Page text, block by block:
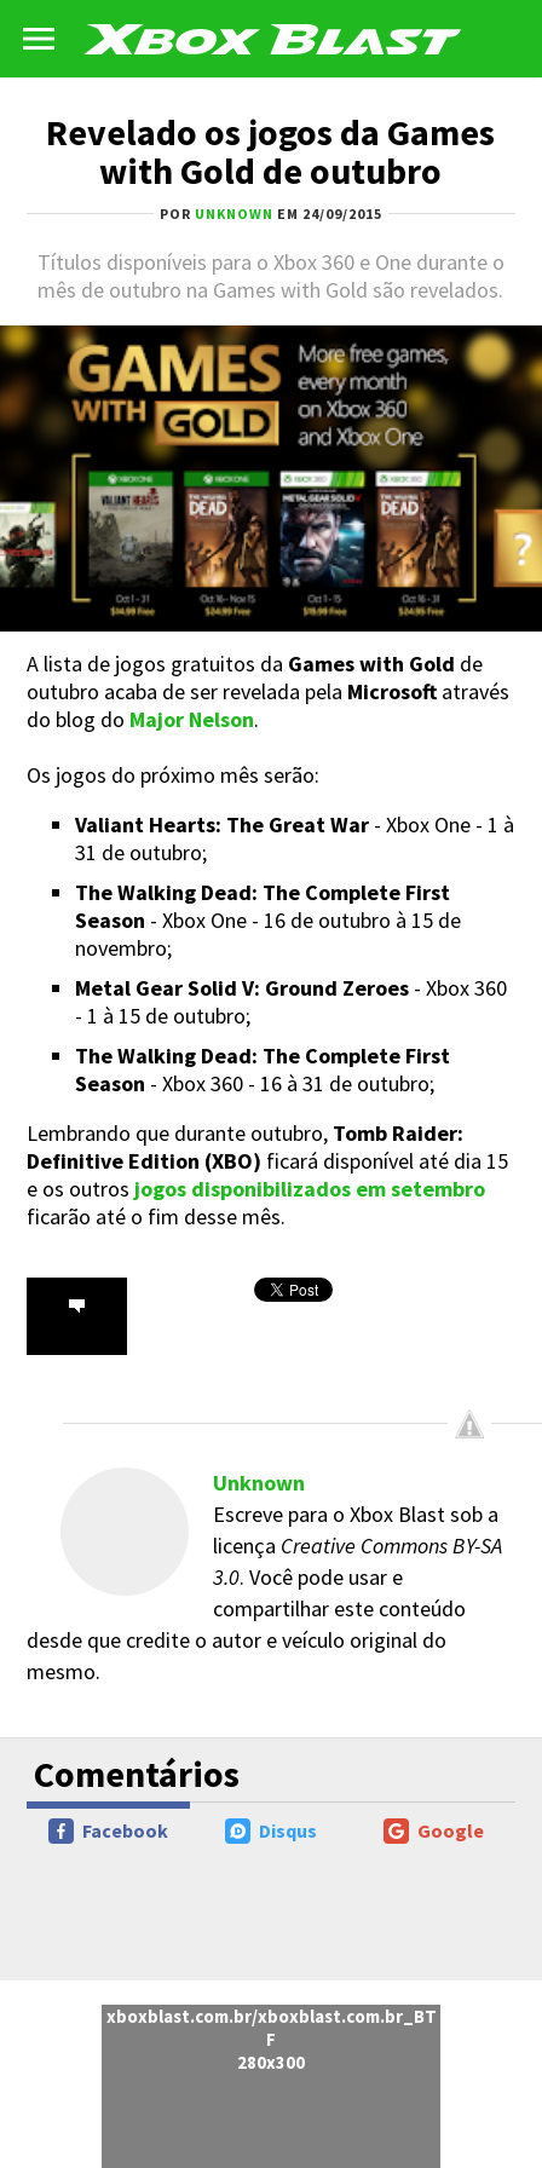
Revelado os jogos da Games
with Gold de outubro
POR UNKNOWN EM 24/09/2015
Títulos disponíveis para o Xbox 360 e One durante o
mês de outubro na Games with Gold são revelados.
A lista de jogos gratuitos da Games with Gold de
outubro acaba de ser revelada pela Microsoft através
do blog do Major Nelson.
Os jogos do próximo mês serão:
Valiant Hearts: The Great War - Xbox One - 1 à
31 de outubro;
The Walking Dead: The Complete First
Season - Xbox One - 16 de outubro à 15 de
novembro;
Metal Gear Solid V: Ground Zeroes - Xbox 360
- 1 à 15 de outubro;
The Walking Dead: The Complete First
Season - Xbox 360 - 16 à 31 de outubro;
Lembrando que durante outubro, Tomb Raider:
Definitive Edition (XBO) ficará disponível até dia 15
e os outros jogos disponibilizados em setembro
ficarão até o fim desse mês.
Unknown
Escreve para o Xbox Blast sob a
licença Creative Commons BY-SA
3.0. Você pode usar e
compartilhar este conteúdo
desde que credite o autor e veículo original do
mesmo.
Comentários
Google
Disqus
Facebook
xboxblast.com.br/xboxblast.com.br_BT
F
280x300